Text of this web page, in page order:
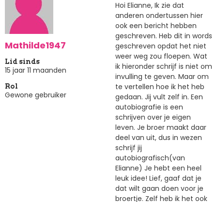
Mathilde1947
Lid sinds
15 jaar 11 maanden
Rol
Gewone gebruiker
Hoi Elianne, Ik zie dat
anderen ondertussen hier
ook een bericht hebben
geschreven. Heb dit in words
geschreven opdat het niet
weer weg zou floepen. Wat
ik hieronder schrijf is niet om
invulling te geven. Maar om
te vertellen hoe ik het heb
gedaan. Jij vult zelf in. Een
autobiografie is een
schrijven over je eigen
leven. Je broer maakt daar
deel van uit, dus in wezen
schrijf jij
autobiografisch(van
Elianne) Je hebt een heel
leuk idee! Lief, gaaf dat je
dat wilt gaan doen voor je
broertje. Zelf heb ik het ook